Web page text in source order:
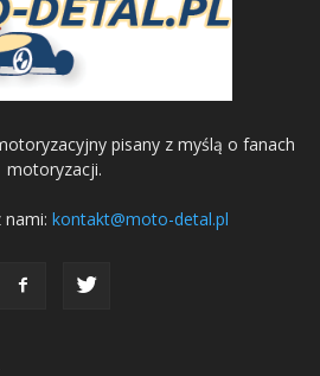
pisany z myślą o fanach
motoryzacji.
nami: kontakt@moto-detal.pl